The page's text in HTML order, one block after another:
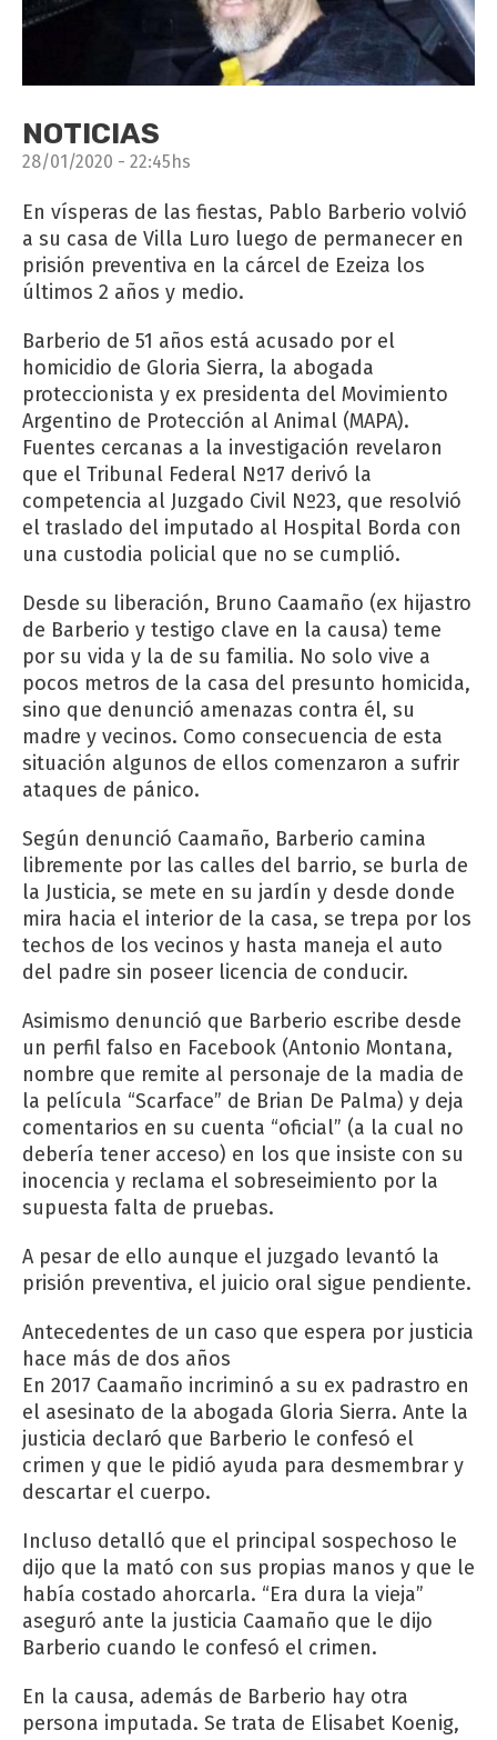
NOTICIAS
28/01/2020 - 22:45hs
En vísperas de las fiestas, Pablo Barberio volvió
a su casa de Villa Luro luego de permanecer en
prisión preventiva en la cárcel de Ezeiza los
últimos 2 años y medio.
Barberio de 51 años está acusado por el
homicidio de Gloria Sierra, la abogada
proteccionista y ex presidenta del Movimiento
Argentino de Protección al Animal (MAPA).
Fuentes cercanas a la investigación revelaron
que el Tribunal Federal Nº17 derivó la
competencia al Juzgado Civil Nº23, que resolvió
el traslado del imputado al Hospital Borda con
una custodia policial que no se cumplió.
Desde su liberación, Bruno Caamaño (ex hijastro
de Barberio y testigo clave en la causa) teme
por su vida y la de su familia. No solo vive a
pocos metros de la casa del presunto homicida,
sino que denunció amenazas contra él, su
madre y vecinos. Como consecuencia de esta
situación algunos de ellos comenzaron a sufrir
ataques de pánico.
Según denunció Caamaño, Barberio camina
libremente por las calles del barrio, se burla de
la Justicia, se mete en su jardín y desde donde
mira hacia el interior de la casa, se trepa por los
techos de los vecinos y hasta maneja el auto
del padre sin poseer licencia de conducir.
Asimismo denunció que Barberio escribe desde
un perfil falso en Facebook (Antonio Montana,
nombre que remite al personaje de la madia de
la película “Scarface” de Brian De Palma) y deja
comentarios en su cuenta “oficial” (a la cual no
debería tener acceso) en los que insiste con su
inocencia y reclama el sobreseimiento por la
supuesta falta de pruebas.
A pesar de ello aunque el juzgado levantó la
prisión preventiva, el juicio oral sigue pendiente.
Antecedentes de un caso que espera por justicia
hace más de dos años
En 2017 Caamaño incriminó a su ex padrastro en
el asesinato de la abogada Gloria Sierra. Ante la
justicia declaró que Barberio le confesó el
crimen y que le pidió ayuda para desmembrar y
descartar el cuerpo.
Incluso detalló que el principal sospechoso le
dijo que la mató con sus propias manos y que le
había costado ahorcarla. “Era dura la vieja”
aseguró ante la justicia Caamaño que le dijo
Barberio cuando le confesó el crimen.
En la causa, además de Barberio hay otra
persona imputada. Se trata de Elisabet Koenig,